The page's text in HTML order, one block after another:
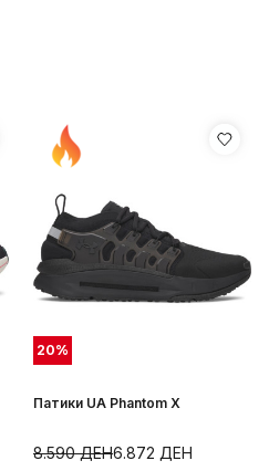
20%
Патики UA Phantom X
6.872 ДЕН
8.590ДЕН